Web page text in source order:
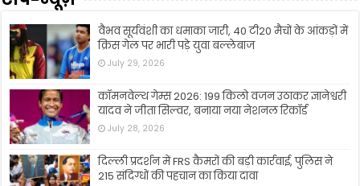
वैभव सूर्यवंशी का धमाका जारी, 40 टी20 मैचों के आंकड़ों में
क्रिस गेल पर भारी पड़े युवा बल्लेबाज
July 29, 2026
कॉमनवेल्थ गेम्स 2026: 199 किलो वजन उठाकर ज्ञानेश्वरी
यादव ने जीता सिल्वर, बनाया नया नेशनल रिकॉर्ड
July 28, 2026
दिल्ली प्रदर्शन में FRS कैमरों की बड़ी कार्रवाई, पुलिस ने
215 संदिग्धों की पहचान का किया दावा